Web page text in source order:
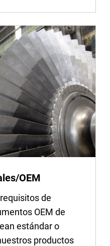
OEM
de
OEM de
estándar o
productos